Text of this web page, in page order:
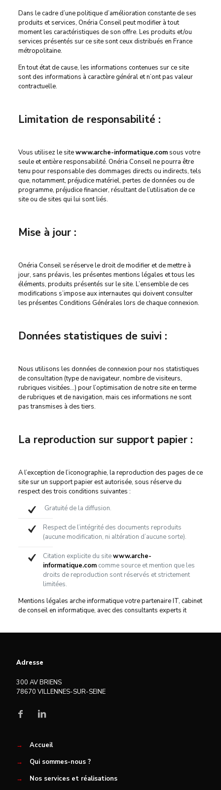
Dans le cadre d’une politique d’amélioration constante de ses
produits et services, Onéria Conseil peut modifier à tout
moment les caractéristiques de son offre. Les produits et/ou
services présentés sur ce site sont ceux distribués en France
métropolitaine.
En tout état de cause, les informations contenues sur ce site
sont des informations à caractère général et n’ont pas valeur
contractuelle.
Limitation de responsabilité :
Vous utilisez le sitewww.arche-informatique.comsous votre
seule et entière responsabilité. Onéria Conseil ne pourra être
tenu pour responsable des dommages directs ou indirects, tels
que, notamment, préjudice matériel, pertes de données ou de
programme, préjudice financier, résultant de l’utilisation de ce
site ou de sites qui lui sont liés.
Mise à jour :
Onéria Conseil se réserve le droit de modifier et de mettre à
jour, sans préavis, les présentes mentions légales et tous les
éléments, produits présentés sur le site. L’ensemble de ces
modifications s’impose aux internautes qui doivent consulter
les présentes Conditions Générales lors de chaque connexion.
Données statistiques de suivi :
Nous utilisons les données de connexion pour nos statistiques
de consultation (type de navigateur, nombre de visiteurs,
rubriques visitées…) pour l’optimisation de notre site en terme
de rubriques et de navigation, mais ces informations ne sont
pas transmises à des tiers.
La reproduction sur support papier :
A l’exception de l’iconographie, la reproduction des pages de ce
site sur un support papier est autorisée, sous réserve du
respect des trois conditions suivantes :
Gratuité de la diffusion.
Respect de l’intégrité des documents reproduits
(aucune modification, ni altération d’aucune sorte).
Citation explicite du sitewww.arche-
informatique.comcomme source et mention que les
droits de reproduction sont réservés et strictement
limitées.
Mentions légales arche informatique votre partenaire IT, cabinet
de conseil en informatique, avec des consultants experts it
Adresse
300 AV BRIENS
78670 VILLENNES-SUR-SEINE
→
Accueil
→
Qui sommes-nous ?
→
Nos services et réalisations